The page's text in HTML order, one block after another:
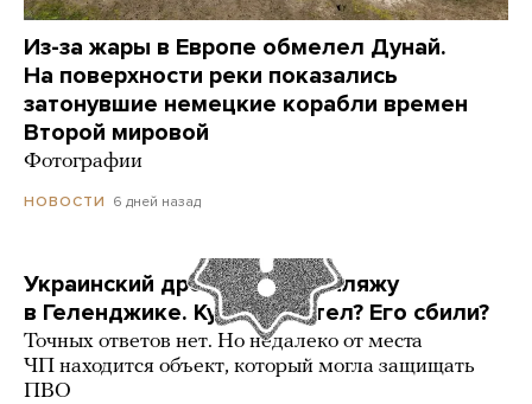
Из-за жары в Европе обмелел Дунай.
На поверхности реки показались
затонувшие немецкие корабли времен
Второй мировой
Фотографии
НОВОСТИ 6 дней назад
Украинский дрон попал по пляжу
в Геленджике. Куда он летел? Его сбили?
Точных ответов нет. Но недалеко от места
ЧП находится объект, который могла защищать
ПВО